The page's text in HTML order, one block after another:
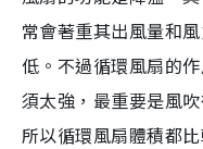
常會著重其出風量和
低。不過循環風扇的
須太強，最重要是風
所以循環風扇體積都比